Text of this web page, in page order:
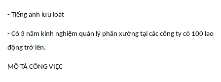
- Tiếng anh lưu loát
- Có 3 năm kinh nghiệm quản lý phân xưởng tại các công ty có 100 lao
động trở lên.
MÔ TẢ CÔNG VIỆC